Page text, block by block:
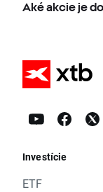
Aké akcie je
Investície
ETF